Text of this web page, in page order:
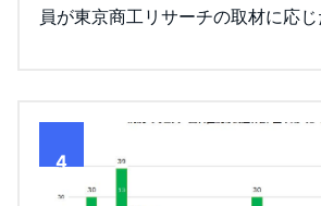
員が東京商工リサーチの取材に応じ
4